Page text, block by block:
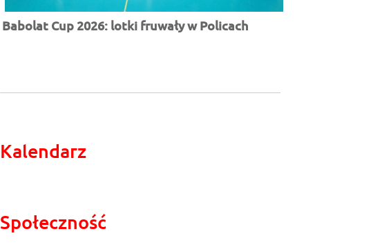
Babolat Cup 2026: lotki fruwały w Policach
Kalendarz
Społeczność